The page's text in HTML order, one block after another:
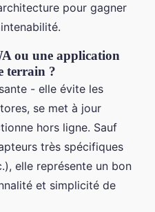
pour gagner
ou une application
terrain ?
- elle évite les
se met à jour
hors ligne. Sauf
très spécifiques
elle représente un bon
et simplicité de